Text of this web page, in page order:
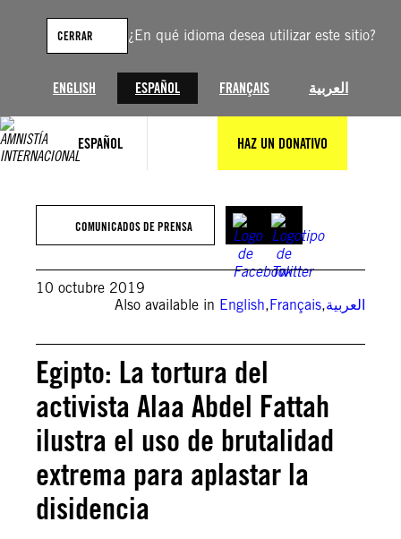
¿En qué idioma desea utilizar este sitio?
ENGLISH ESPAÑOL FRANÇAIS العربية
CERRAR
ESPAÑOL HAZ UN DONATIVO
contenido
COMUNICADOS DE PRENSA
10 octubre 2019
Also available in English,Français,العربية
Egipto: La tortura del
activista Alaa Abdel Fattah
ilustra el uso de brutalidad
extrema para aplastar la
disidencia